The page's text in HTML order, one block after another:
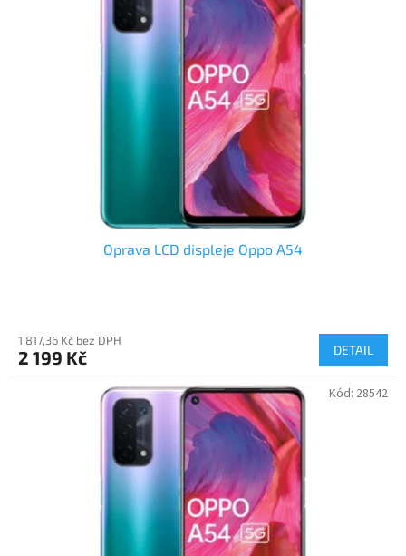
Oprava LCD displeje Oppo A54
1 817,36 Kč bez DPH
2 199 Kč DETAIL
Kód: 28542